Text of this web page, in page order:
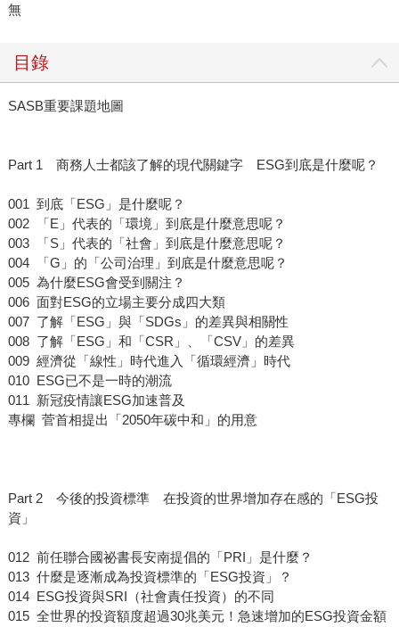
無
目錄
SASB重要課題地圖
Part 1 商務人士都該了解的現代關鍵字 ESG到底是什麼呢？
001 到底「ESG」是什麼呢？
002 「E」代表的「環境」到底是什麼意思呢？
003 「S」代表的「社會」到底是什麼意思呢？
004 「G」的「公司治理」到底是什麼意思呢？
005 為什麼ESG會受到關注？
006 面對ESG的立場主要分成四大類
007 了解「ESG」與「SDGs」的差異與相關性
008 了解「ESG」和「CSR」、「CSV」的差異
009 經濟從「線性」時代進入「循環經濟」時代
010 ESG已不是一時的潮流
011 新冠疫情讓ESG加速普及
專欄 菅首相提出「2050年碳中和」的用意
Part 2 今後的投資標準 在投資的世界增加存在感的「ESG投
資」
012 前任聯合國祕書長安南提倡的「PRI」是什麼？
013 什麼是逐漸成為投資標準的「ESG投資」？
014 ESG投資與SRI（社會責任投資）的不同
015 全世界的投資額度超過30兆美元！急速增加的ESG投資金額